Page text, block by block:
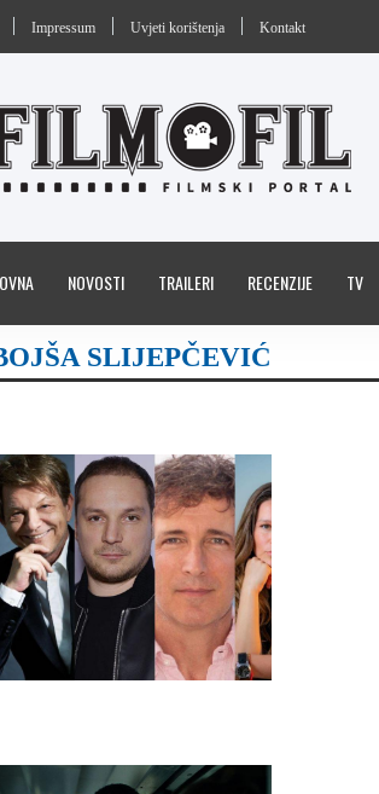
Impressum Uvjeti korištenja Kontakt
NOVOSTI TRAILERI RECENZIJE TV
SLIJEPČEVIĆ